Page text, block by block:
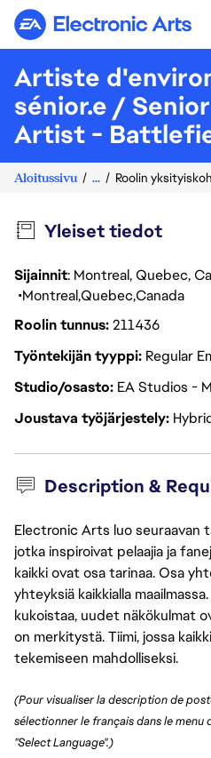
Electronic Arts
Artiste
sénior.e /
Artist -
Aloitussivu ... Roolin
Yleiset tiedot
Sijainnit: Montreal, Quebec,
MontrealQuebecCanada
Roolin tunnus211436
Työntekijän tyyppi Regular
Studio/osasto EA Studios -
Joustava työjärjestely
Description &
Electronic Arts luo seuraavan
jotka inspiroivat pelaajia ja
kaikki ovat osa tarinaa. Osa
yhteyksiä kaikkialla
kukoistaa, uudet näkökulmat
on merkitystä. Tiimi, jossa
tekemiseen mahdolliseksi.
(Pour visualiser la description de
sélectionner le français dans le menu
"Select Language".)